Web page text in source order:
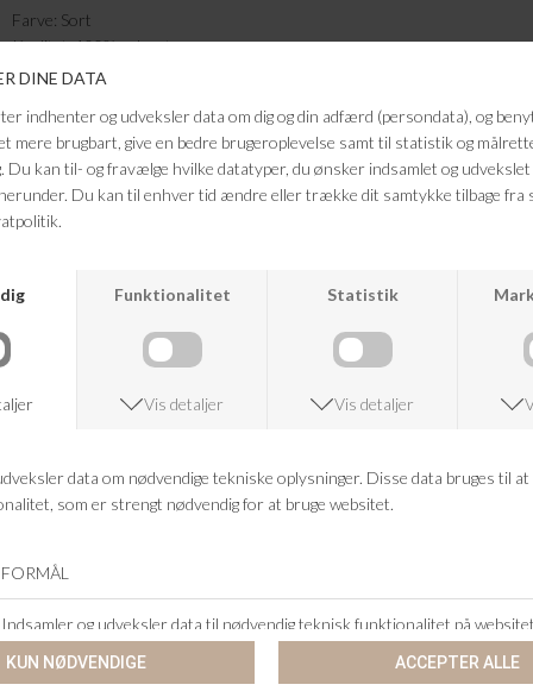
Farve: Sort
Kvalitet: 100% polyester
FRAGTFRI LEVERING
VED KØB OVER 500,-
RETURRET
KUNDESERVICE